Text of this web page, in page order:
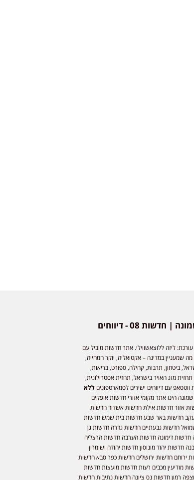
חדשות אפס שמונה | חדשות 08 - דיווחים
ליזה ללוצאשווילי. אתר חדשות מוביל עם
מה שמעניין במדינה – אקטואליה, יוקר המחייה,
ביטחון, תרבות, קהילה, ספורט, בריאות,
תחזית מזג האויר בישראל, תחזית אסטרולוגית,
ווטסאפ עם דיווחים ישירים לסמארטפוניםללא
הינו אתר מקומי אזורי חדשות אופקים
אזור חדשות אילת חדשות אשדוד חדשות
חדשות באר שבע חדשות בית שמש חדשות
חדשות גבעתיים חדשות גדרה חדשות גן
חדשות דימונה חדשות הערבה חדשות הרצליה
חדשות יהוד מונוסון חדשות יהודה ושומרון
ירוחם חדשות ירושלים חדשות כפר סבא חדשות
מודיעין מכבים רעות חדשות מועצות חדשות
רמון חדשות נס ציונה חדשות נתיבות חדשות